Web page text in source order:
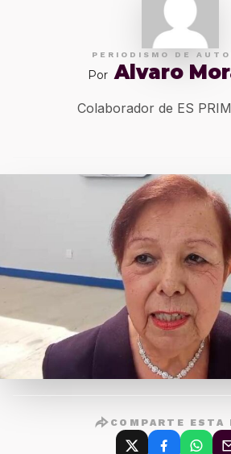
PERIODISMO DE
Por Alvaro
Colaborador de ES
COMPARTE ESTA